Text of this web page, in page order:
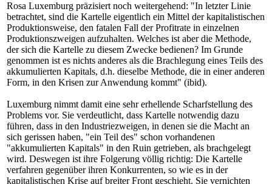
Rosa Luxemburg präzisiert noch weitergehend: "In letzter Linie
betrachtet, sind die Kartelle eigentlich ein Mittel der kapitalistischen
Produktionsweise, den fatalen Fall der Profitrate in einzelnen
Produktionszweigen aufzuhalten. Welches ist aber die Methode,
der sich die Kartelle zu diesem Zwecke bedienen? Im Grunde
genommen ist es nichts anderes als die Brachlegung eines Teils des
akkumulierten Kapitals, d.h. dieselbe Methode, die in einer anderen
Form, in den Krisen zur Anwendung kommt" (ibid).
Luxemburg nimmt damit eine sehr erhellende Scharfstellung des
Problems vor. Sie verdeutlicht, dass Kartelle notwendig dazu
führen, dass in den Industriezweigen, in denen sie die Macht an
sich gerissen haben, "ein Teil des" schon vorhandenen
"akkumulierten Kapitals" in den Ruin getrieben, als brachgelegt
wird. Deswegen ist ihre Folgerung völlig richtig: Die Kartelle
verfahren gegenüber ihren Konkurrenten, so wie es in der
kapitalistischen Krise auf breiter Front geschieht. Sie vernichten